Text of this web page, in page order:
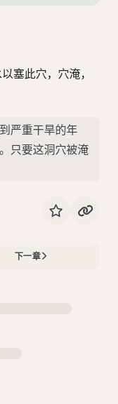
塞此穴，穴淹，
严重干旱的年
只要这洞穴被淹
下一章